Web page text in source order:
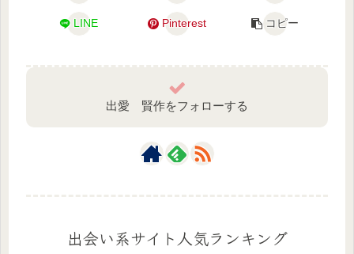
LINE Pinterest コピー
出愛 賢作をフォローする
出会い系サイト人気ランキング